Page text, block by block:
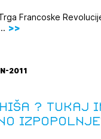
Francoske
2011
hiša ? tukaj